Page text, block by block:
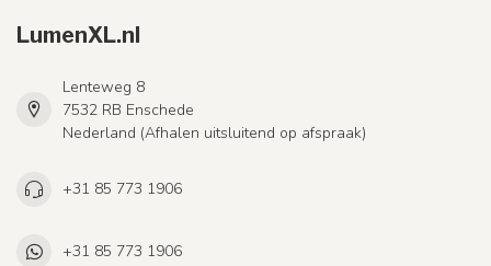
LumenXL.nl
Lenteweg 8
7532 RB Enschede
Nederland (Afhalen uitsluitend op afspraak)
+31 85 773 1906
+31 85 773 1906